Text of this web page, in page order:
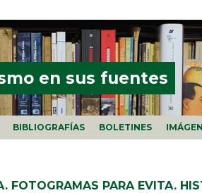
en sus fuentes
BIBLIOGRAFÍAS BOLETINES
AQUÍ
FOTOGRAMAS PARA EVITA.